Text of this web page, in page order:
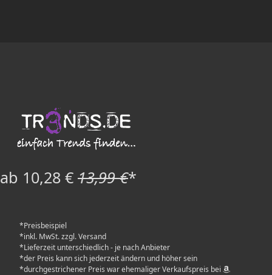
ab 10,28 € 13,99 €*
*Preisbeispiel
*inkl. MwSt. zzgl. Versand
*Lieferzeit unterschiedlich - je nach Anbieter
*der Preis kann sich jederzeit ändern und höher sein
*durchgestrichener Preis war ehemaliger Verkaufspreis bei